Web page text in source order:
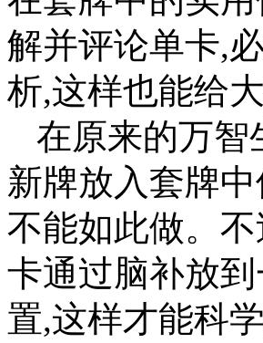
解并评论单卡,
析,这样也能给
在原来的万智
新牌放入套牌
不能如此做。
卡通过脑补放
置,这样才能科